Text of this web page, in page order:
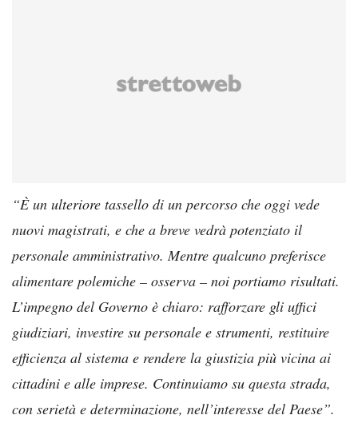
“È un ulteriore tassello di un percorso che oggi vede
nuovi magistrati, e che a breve vedrà potenziato il
personale amministrativo. Mentre qualcuno preferisce
alimentare polemiche – osserva – noi portiamo risultati.
L’impegno del Governo è chiaro: rafforzare gli uffici
giudiziari, investire su personale e strumenti, restituire
efficienza al sistema e rendere la giustizia più vicina ai
cittadini e alle imprese. Continuiamo su questa strada,
con serietà e determinazione, nell’interesse del Paese”.